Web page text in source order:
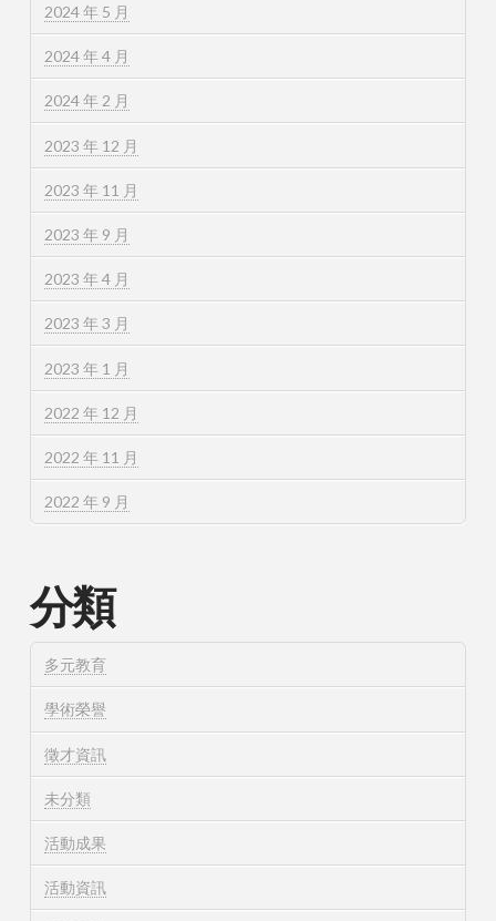
2024 年 5 月
2024 年 4 月
2024 年 2 月
2023 年 12 月
2023 年 11 月
2023 年 9 月
2023 年 4 月
2023 年 3 月
2023 年 1 月
2022 年 12 月
2022 年 11 月
2022 年 9 月
分類
多元教育
學術榮譽
徵才資訊
未分類
活動成果
活動資訊